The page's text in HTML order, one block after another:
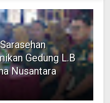
Gedung L.B
Nusantara